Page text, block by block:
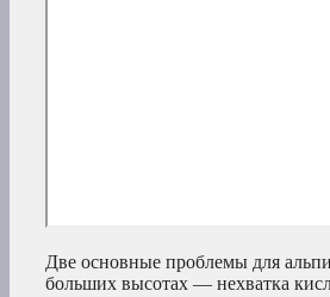
Две основные проблемы для
больших высотах — нехватка